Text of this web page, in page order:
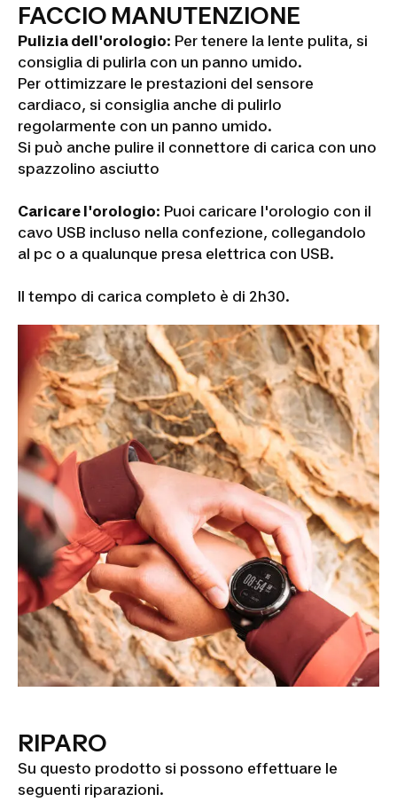
FACCIO MANUTENZIONE
Pulizia dell'orologio: Per tenere la lente pulita, si
consiglia di pulirla con un panno umido.
Per ottimizzare le prestazioni del sensore
cardiaco, si consiglia anche di pulirlo
regolarmente con un panno umido.
Si può anche pulire il connettore di carica con uno
spazzolino asciutto
Caricare l'orologio: Puoi caricare l'orologio con il
cavo USB incluso nella confezione, collegandolo
al pc o a qualunque presa elettrica con USB.
Il tempo di carica completo è di 2h30.
RIPARO
Su questo prodotto si possono effettuare le
seguenti riparazioni.